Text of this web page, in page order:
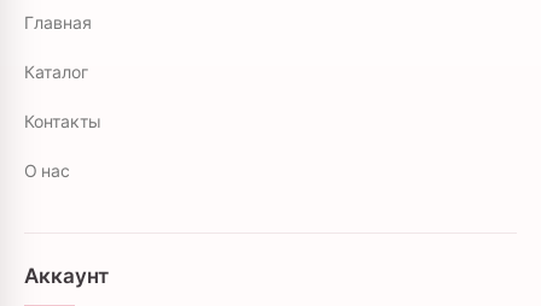
Главная
Каталог
Контакты
О нас
Аккаунт